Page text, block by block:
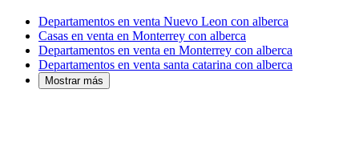
Departamentos en venta Nuevo Leon con alberca
Casas en venta en Monterrey con alberca
Departamentos en venta en Monterrey con alberca
Departamentos en venta santa catarina con alberca
Mostrar más